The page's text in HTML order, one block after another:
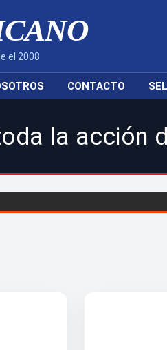
el 2008
CONTACTO
la LDF,